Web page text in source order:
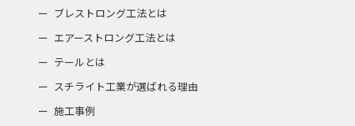
ブレストロング工法とは
エアーストロング工法とは
テールとは
スチライト工業が選ばれる理由
施工事例